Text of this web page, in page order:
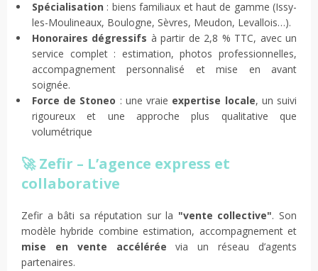
Spécialisation : biens familiaux et haut de gamme (Issy-
les-Moulineaux, Boulogne, Sèvres, Meudon, Levallois…).
Honoraires dégressifs à partir de 2,8 % TTC, avec un
service complet : estimation, photos professionnelles,
accompagnement personnalisé et mise en avant
soignée.
Force de Stoneo : une vraie expertise locale, un suivi
rigoureux et une approche plus qualitative que
volumétrique
🚀 Zefir – L’agence express et
collaborative
Zefir a bâti sa réputation sur la "vente collective". Son
modèle hybride combine estimation, accompagnement et
mise en vente accélérée via un réseau d’agents
partenaires.